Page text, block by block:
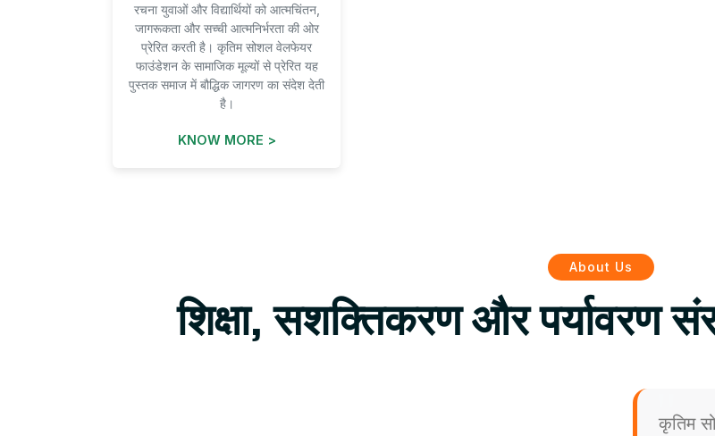
रचना युवाओं और विद्यार्थियों को आत्मचिंतन,
जागरूकता और सच्ची आत्मनिर्भरता की ओर
प्रेरित करती है। कृतिम सोशल वेलफेयर
फाउंडेशन के सामाजिक मूल्यों से प्रेरित यह
पुस्तक समाज में बौद्धिक जागरण का संदेश देती
है।
KNOW MORE >
About Us
शिक्षा, सशक्तिकरण और पर्यावरण
कृतिम